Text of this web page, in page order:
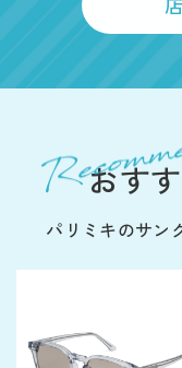
おす
パリミキのサン